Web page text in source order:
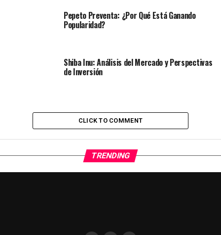
Pepeto Preventa: ¿Por Qué Está Ganando
Popularidad?
Shiba Inu: Análisis del Mercado y Perspectivas
de Inversión
CLICK TO COMMENT
TRENDING